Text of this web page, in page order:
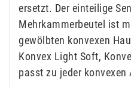
ersetzt. Der einteilige
Mehrkammerbeutel ist
gewölbten konvexen
Konvex Light Soft,
passt zu jeder konvexen